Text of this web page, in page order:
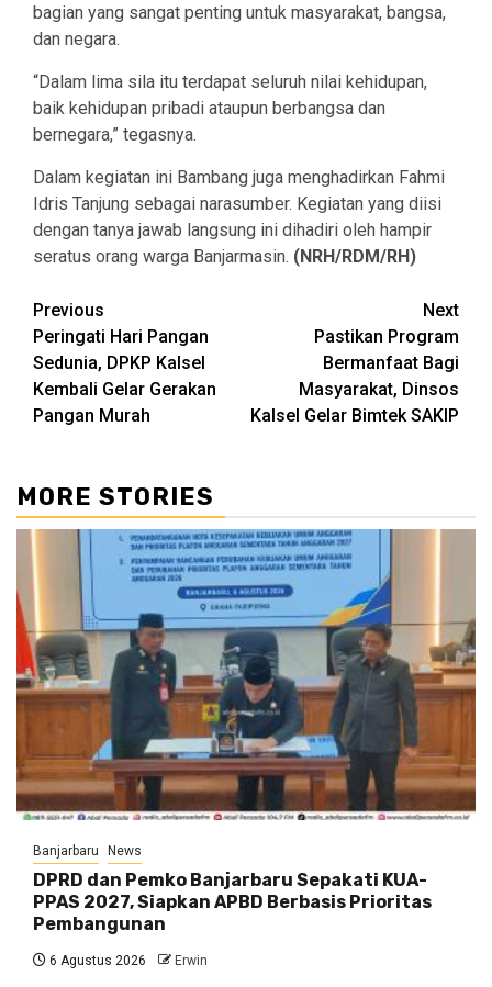
bagian yang sangat penting untuk masyarakat, bangsa,
dan negara.
“Dalam lima sila itu terdapat seluruh nilai kehidupan,
baik kehidupan pribadi ataupun berbangsa dan
bernegara,” tegasnya.
Dalam kegiatan ini Bambang juga menghadirkan Fahmi
Idris Tanjung sebagai narasumber. Kegiatan yang diisi
dengan tanya jawab langsung ini dihadiri oleh hampir
seratus orang warga Banjarmasin. (NRH/RDM/RH)
Continue
Reading
Previous
Peringati Hari Pangan
Sedunia, DPKP Kalsel
Kembali Gelar Gerakan
Pangan Murah
Next
Pastikan Program
Bermanfaat Bagi
Masyarakat, Dinsos
Kalsel Gelar Bimtek SAKIP
MORE STORIES
Banjarbaru News
DPRD dan Pemko Banjarbaru Sepakati KUA-
PPAS 2027, Siapkan APBD Berbasis Prioritas
Pembangunan
6 Agustus 2026 Erwin